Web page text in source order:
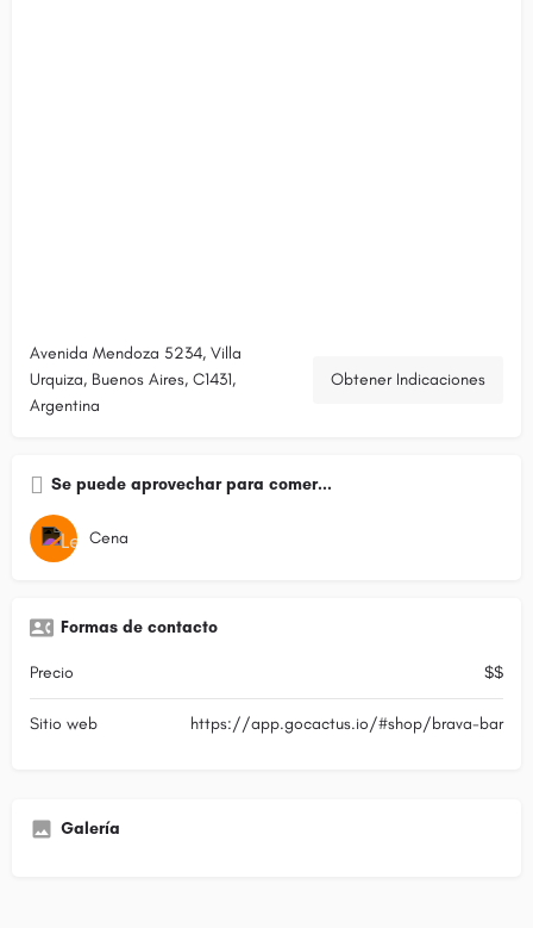
Avenida Mendoza 5234, Villa
Urquiza, Buenos Aires, C1431,
Argentina
Obtener Indicaciones
Se puede aprovechar para comer...
Cena
Formas de contacto
Precio $$
Sitio web https://app.gocactus.io/#shop/brava-bar
Galería